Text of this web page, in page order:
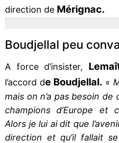
direction de Mérignac.
Boudjellal peu
A force d’insister,
l’accord de Boudjellal. «
mais on n’a pas besoin
champions d’Europe et
Alors je lui ai dit que
direction et qu’il fallait